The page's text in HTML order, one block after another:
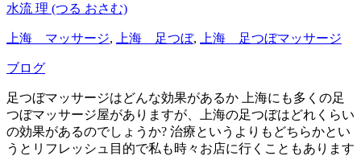
水流 理 (つる おさむ)
上海 マッサージ, 上海 足つぼ, 上海 足つぼマッサージ
ブログ
足つぼマッサージはどんな効果があるか 上海にも多くの足
つぼマッサージ屋がありますが、上海の足つぼはどれくらい
の効果があるのでしょうか? 治療というよりもどちらかとい
うとリフレッシュ目的で私も時々お店に行くこともあります